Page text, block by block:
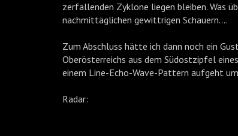
zerfallenden Zyklone liegen bleiben. Was
nachmittäglichen gewittrigen Schauern....
Zum Abschluss hätte ich dann noch ein
Oberösterreichs aus dem Südostzipfel
einem Line-Echo-Wave-Pattern aufgeht
Radar: